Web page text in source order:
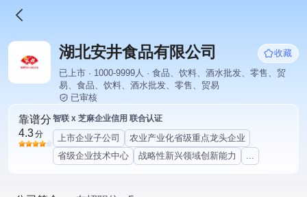
湖北安井食品有限公司
收藏
已上市 · 1000-9999人 · 食品、饮料、酒水批发、零售、贸
易、食品、饮料、酒水批发、零售、贸易
已审核
靠谱分
4.3分
智联 x 芝麻企业信用 联合认证
上市企业子公司
农业产业化省级重点龙头企业
省级企业技术中心
战略性新兴领域创新能力 ...